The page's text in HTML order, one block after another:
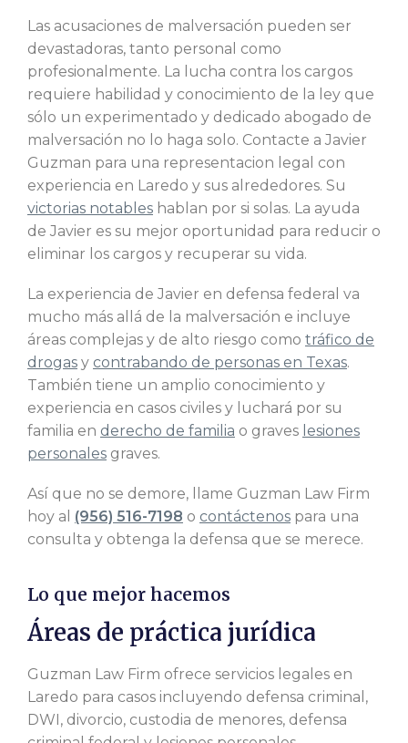
Las acusaciones de malversación pueden ser
devastadoras, tanto personal como
profesionalmente. La lucha contra los cargos
requiere habilidad y conocimiento de la ley que
sólo un experimentado y dedicado abogado de
malversación no lo haga solo. Contacte a Javier
Guzman para una representacion legal con
experiencia en Laredo y sus alrededores. Su
victorias notables hablan por si solas. La ayuda
de Javier es su mejor oportunidad para reducir o
eliminar los cargos y recuperar su vida.
La experiencia de Javier en defensa federal va
mucho más allá de la malversación e incluye
áreas complejas y de alto riesgo como tráfico de
drogas y contrabando de personas en Texas.
También tiene un amplio conocimiento y
experiencia en casos civiles y luchará por su
familia en derecho de familia o graves lesiones
personales graves.
Así que no se demore, llame Guzman Law Firm
hoy al (956) 516-7198 o contáctenos para una
consulta y obtenga la defensa que se merece.
Lo que mejor hacemos
Áreas de práctica jurídica
Guzman Law Firm ofrece servicios legales en
Laredo para casos incluyendo defensa criminal,
DWI, divorcio, custodia de menores, defensa